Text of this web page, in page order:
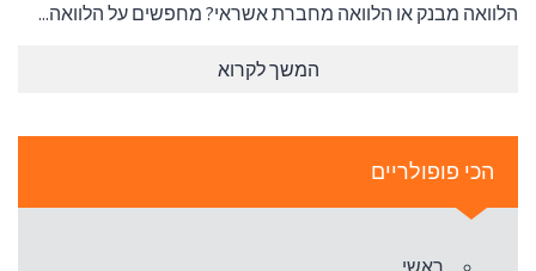
הלוואה מבנק או הלוואה מחברת אשראי? מחפשים על הלוואה...
המשך לקרוא
הכי פופולריים
ראשי